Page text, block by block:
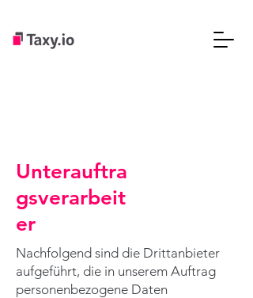
Unterauftra
gsverarbeit
er
Nachfolgend sind die Drittanbieter
aufgeführt, die in unserem Auftrag
personenbezogene Daten